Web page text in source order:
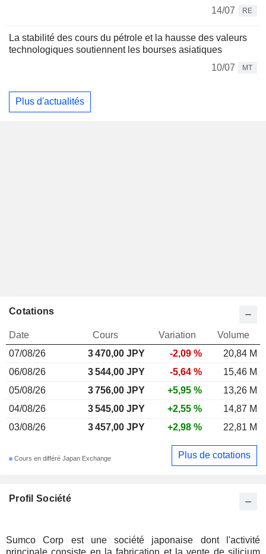
14/07
RE
La stabilité des cours du pétrole et la hausse des valeurs
technologiques soutiennent les bourses asiatiques
10/07
MT
Plus d'actualités
Profil Société
Sumco Corp est une société japonaise dont l'activité
principale consiste en la fabrication et la vente de silicium
Cotations
Date Cours Variation
Volume
07/08/26
3 470,00 JPY -2,09 %
20,84 M
06/08/26
3 544,00 JPY -5,64 %
15,46 M
05/08/26
3 756,00 JPY +5,95 %
13,26 M
04/08/26
3 545,00 JPY +2,55 %
14,87 M
03/08/26
3 457,00 JPY +2,98 % 22,81 M
Cours en différé Japan Exchange Plus de cotations